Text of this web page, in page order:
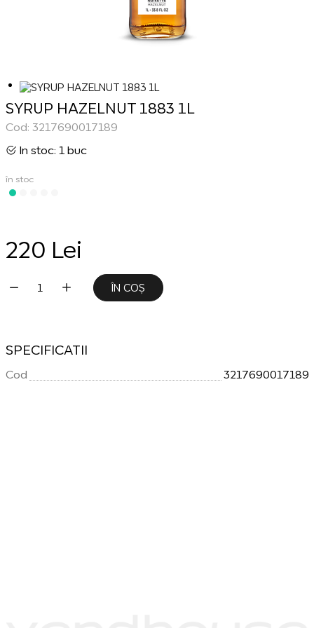
SYRUP HAZELNUT 1883 1L
Cod: 3217690017189
In stoc: 1 buc
în stoc
220 Lei
ÎN COȘ
SPECIFICATII
Cod 3217690017189